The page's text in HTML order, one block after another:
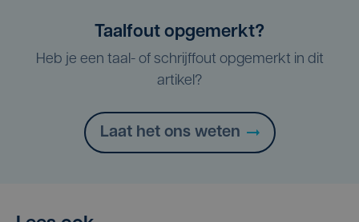
Taalfout opgemerkt?
Heb je een taal- of schrijffout opgemerkt in dit
artikel?
Laat het ons weten